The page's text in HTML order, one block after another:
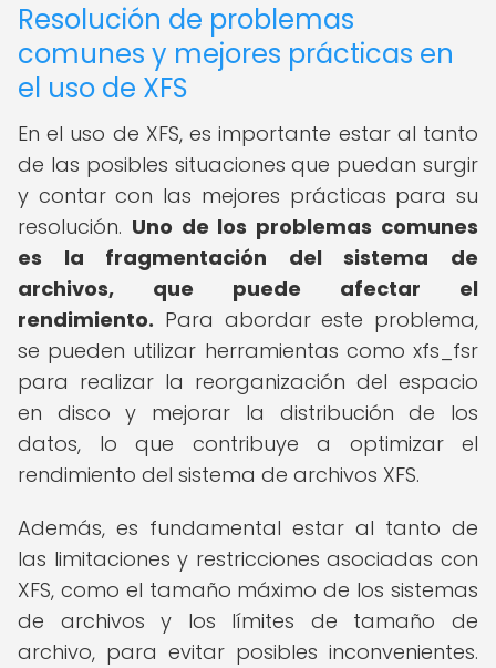
Resolución de problemas
comunes y mejores prácticas en
el uso de XFS
En el uso de XFS, es importante estar al tanto
de las posibles situaciones que puedan surgir
y contar con las mejores prácticas para su
resolución. Uno de los problemas comunes
es la fragmentación del sistema de
archivos, que puede afectar el
rendimiento. Para abordar este problema,
se pueden utilizar herramientas como xfs_fsr
para realizar la reorganización del espacio
en disco y mejorar la distribución de los
datos, lo que contribuye a optimizar el
rendimiento del sistema de archivos XFS.
Además, es fundamental estar al tanto de
las limitaciones y restricciones asociadas con
XFS, como el tamaño máximo de los sistemas
de archivos y los límites de tamaño de
archivo, para evitar posibles inconvenientes.